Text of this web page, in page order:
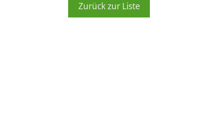
Zurück zur Liste